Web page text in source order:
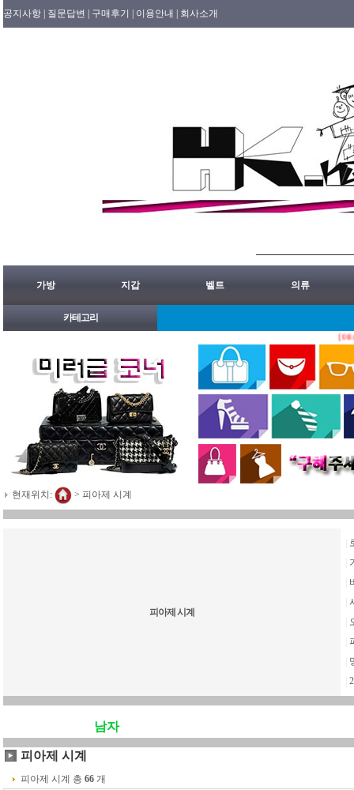
공지사항 | 질문답변 | 구매후기 | 이용안내 | 회사소개
가방 지갑 벨트 의류
카테고리
[08/08]
현재위치: > 피아제 시계
피아제 시계
남자
피아제 시계
피아제 시계 총 66 개